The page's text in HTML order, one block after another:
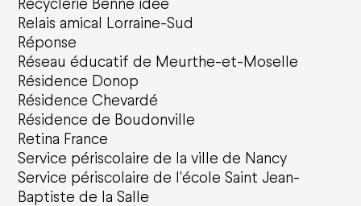
Relais amical Lorraine-Sud
Réponse
Réseau éducatif de Meurthe-et-Moselle
Résidence Donop
Résidence Chevardé
Résidence de Boudonville
Retina France
Service périscolaire de la ville de Nancy
Service périscolaire de l'école Saint Jean-
Baptiste de la Salle